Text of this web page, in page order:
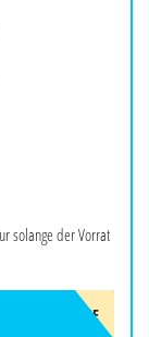
solange der Vorrat
TO-GO-DOSE